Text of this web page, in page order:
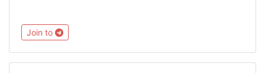
Join to